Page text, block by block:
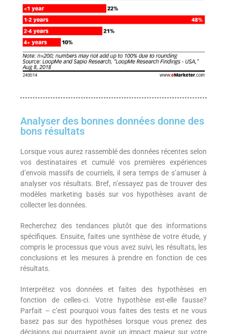
Analyser des bonnes données donne des
bons résultats
Lorsque vous aurez rassemblé des données récentes selon
vos destinataires et cumulé vos premières expériences
d’envois massifs de courriels, il sera temps de s’amuser à
analyser vos résultats. Bref, n’essayez pas de trouver des
modèles marketing basés sur vos hypothèses avant de
collecter les données.
Recherchez des tendances plutôt que des informations
spécifiques. Ensuite, faites une synthèse de votre étude, y
compris le processus que vous avez suivi, les résultats, les
conclusions et les mesures à prendre en fonction de ces
résultats.
Interprétez vos données et faites des hypothèses en
fonction de celles-ci. Votre hypothèse est-elle fausse?
Parfait – c’est pourquoi vous faites des tests et ne vous
basez pas sur des hypothèses lorsque vous prenez des
décisions qui pourraient avoir un impact majeur sur votre